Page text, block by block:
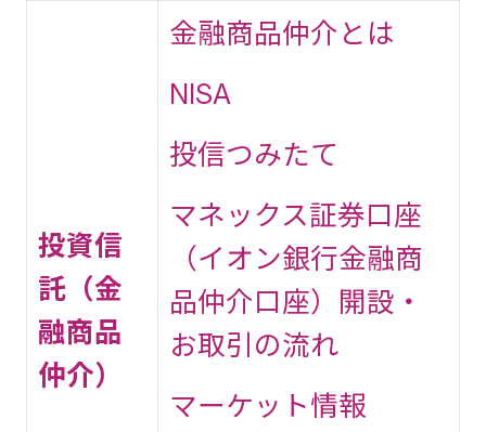
投資信
託（金
融商品
仲介）
金融商品仲介とは
NISA
投信つみたて
マネックス証券口座
（イオン銀行金融商
品仲介口座）開設・
お取引の流れ
マーケット情報